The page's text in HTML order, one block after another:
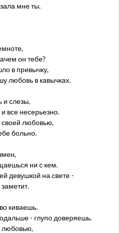
мне ты.
он тебе?
в привычку,
любовь в кавычках.
и слезы,
все несерьезно.
любовью,
больно.
ни с кем.
девушкой на свете -
заметит.
киваешь.
- глупо доверяешь.
любовью,